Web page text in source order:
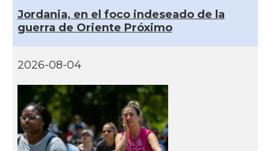
Jordania, en el foco indeseado de la
guerra de Oriente Próximo
2026-08-04